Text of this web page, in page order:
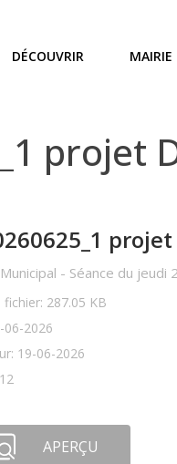
DÉCOUVRIR MAIRIE
projet
projet
- Séance du
fichier: 287.05 KB
06-2026
19-06-2026
APERÇU